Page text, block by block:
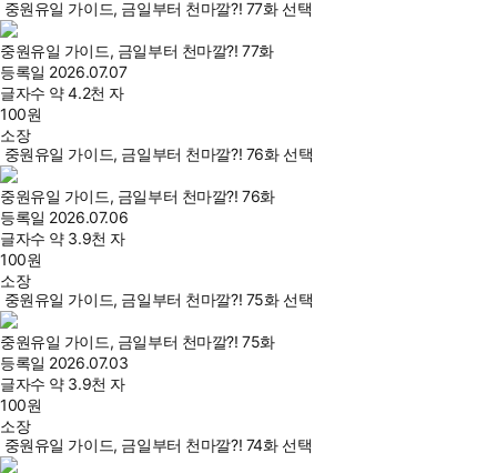
중원유일 가이드, 금일부터 천마깔?! 77화 선택
중원유일 가이드, 금일부터 천마깔?! 77화
등록일 2026.07.07
글자수 약 4.2천 자
100원
소장
중원유일 가이드, 금일부터 천마깔?! 76화 선택
중원유일 가이드, 금일부터 천마깔?! 76화
등록일 2026.07.06
글자수 약 3.9천 자
100원
소장
중원유일 가이드, 금일부터 천마깔?! 75화 선택
중원유일 가이드, 금일부터 천마깔?! 75화
등록일 2026.07.03
글자수 약 3.9천 자
100원
소장
중원유일 가이드, 금일부터 천마깔?! 74화 선택